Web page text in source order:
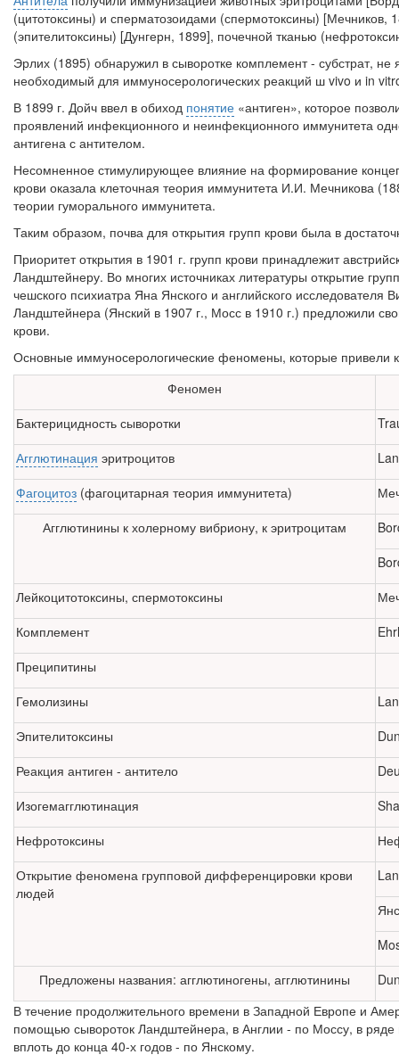
(цитотоксины) и сперматозоидами (спермотоксины) [Мечников,
(эпителитоксины) [Дунгерн, 1899], по­чечной тканью
Эрлих (1895) обнаружил в сыворотке комплемент - субстрат,
необходимый для иммуносерологических реакций ш vivo и in
В 1899 г. Дойч ввел в обиход понятие «антиген», которое
проявлений инфекционного и неинфекционного иммуните­та
антигена с антителом.
Несомненное стимулирующее влияние на формирование
крови оказала клеточная теория иммуните­та И.И. Мечникова
теории гумораль­ного иммунитета.
Таким образом, почва для открытия групп крови была в
Приоритет открытия в 1901 г. групп крови принадлежит
Ландштейнеру. Во многих источниках литерату­ры открытие
чешского психиатра Яна Янского и английского
Ландштейнера (Янский в 1907 г., Мосс в 1910 г.) предложили
крови.
Основные иммуносерологические феномены, которые привели
Феномен
Бактерицидность сыворотки
Агглютинация эритроцитов
Фагоцитоз (фагоцитарная теория иммунитета)
Агглютинины к холерному вибриону, к эритроцитам
Лейкоцитотоксины, спермотоксины
Комплемент
Преципитины
Гемолизины
Эпителитоксины
Реакция антиген - антитело
Изогемагглютинация
Нефротоксины
Открытие феномена групповой дифференцировки крови
людей
Предложены названия: агглютиногены, агглютинины
В течение продолжительного времени в Западной Европе и
помощью сывороток Ландштейнера, в Англии - по Моссу, в
вплоть до конца 40-х годов - по Янскому.